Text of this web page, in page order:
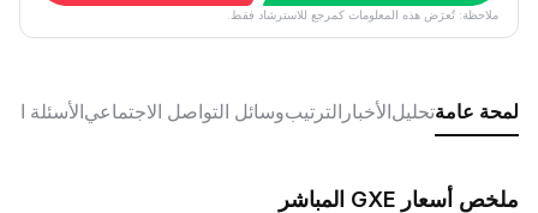
ملاحظة: تُعرَض هذه المعلومات كمرجع للاسترشاد فقط.
لمحة عامةتحليلالأخبار الترتيبوسائل التواصل الاجتماعيالأسئلة
ملخص أسعار GXE المباشر